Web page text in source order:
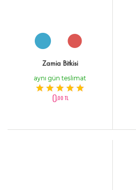
Zamia Bitkisi
aynı gün teslimat
0,00 TL